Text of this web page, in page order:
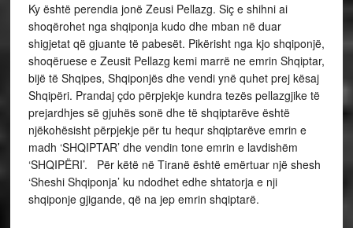
Ky është perendia jonë Zeusi Pellazg. Siç e shihni ai
shoqërohet nga shqiponja kudo dhe mban në duar
shigjetat që gjuante të pabesët. Pikërisht nga kjo shqiponjë,
shoqëruese e Zeusit Pellazg kemi marrë ne emrin Shqiptar,
bijë të Shqipes, Shqiponjës dhe vendi ynë quhet prej kësaj
Shqipëri. Prandaj çdo përpjekje kundra tezës pellazgjike të
prejardhjes së gjuhës sonë dhe të shqiptarëve është
njëkohësisht përpjekje për tu hequr shqiptarëve emrin e
madh ‘SHQIPTAR’ dhe vendin tone emrin e lavdishëm
‘SHQIPËRI’. Për këtë në Tiranë është emërtuar një shesh
‘Sheshi Shqiponja’ ku ndodhet edhe shtatorja e nji
shqiponje gjigande, që na jep emrin shqiptarë.